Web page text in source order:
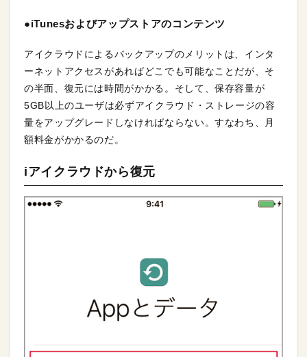
●iTunesおよびアップストアのコンテンツ
アイクラウドによるバックアップのメリットは、インタ
ーネットアクセスがあればどこでも可能なことだが、そ
の半面、復元には時間がかかる。そして、保存容量が
5GB以上のユーザは必ずアイクラウド・ストレージの容
量をアップグレードしなければならない。すなわち、月
額料金がかかるのだ。
iアイクラウドから復元